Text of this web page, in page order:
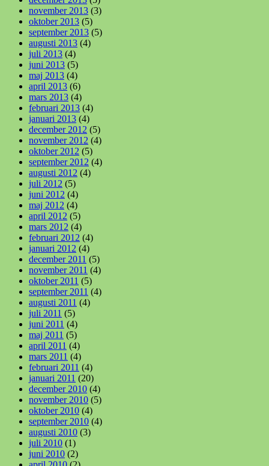
november 2013 (3)
oktober 2013 (5)
september 2013 (5)
augusti 2013 (4)
juli 2013 (4)
juni 2013 (5)
maj 2013 (4)
april 2013 (6)
mars 2013 (4)
februari 2013 (4)
januari 2013 (4)
december 2012 (5)
november 2012 (4)
oktober 2012 (5)
september 2012 (4)
augusti 2012 (4)
juli 2012 (5)
juni 2012 (4)
maj 2012 (4)
april 2012 (5)
mars 2012 (4)
februari 2012 (4)
januari 2012 (4)
december 2011 (5)
november 2011 (4)
oktober 2011 (5)
september 2011 (4)
augusti 2011 (4)
juli 2011 (5)
juni 2011 (4)
maj 2011 (5)
april 2011 (4)
mars 2011 (4)
februari 2011 (4)
januari 2011 (20)
december 2010 (4)
november 2010 (5)
oktober 2010 (4)
september 2010 (4)
augusti 2010 (3)
juli 2010 (1)
juni 2010 (2)